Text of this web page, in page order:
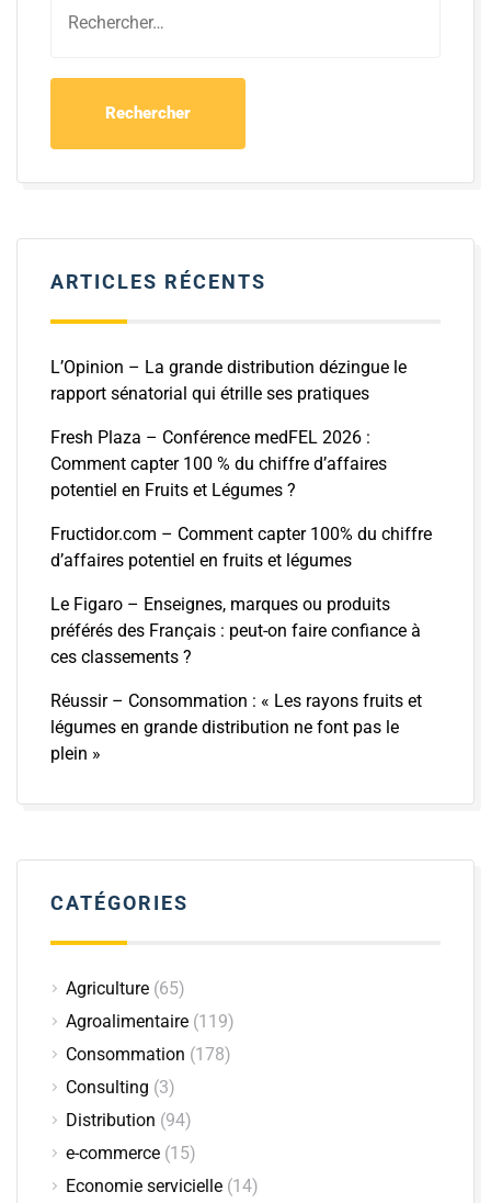
ARTICLES RÉCENTS
L’Opinion – La grande distribution dézingue le
rapport sénatorial qui étrille ses pratiques
Fresh Plaza – Conférence medFEL 2026 :
Comment capter 100 % du chiffre d’affaires
potentiel en Fruits et Légumes ?
Fructidor.com – Comment capter 100% du chiffre
d’affaires potentiel en fruits et légumes
Le Figaro – Enseignes, marques ou produits
préférés des Français : peut-on faire confiance à
ces classements ?
Réussir – Consommation : « Les rayons fruits et
légumes en grande distribution ne font pas le
plein »
CATÉGORIES
Agriculture (65)
Agroalimentaire (119)
Consommation (178)
Consulting (3)
Distribution (94)
e-commerce (15)
Economie servicielle (14)